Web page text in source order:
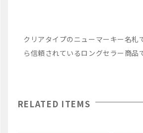
クリアタイプのニューマーキー名札
ら信頼されているロングセラー商品
RELATED ITEMS